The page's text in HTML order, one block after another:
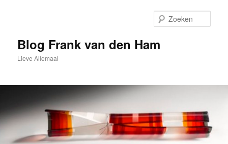
inhoud
inhoudBlog Frank van den Ham
Lieve Allemaal